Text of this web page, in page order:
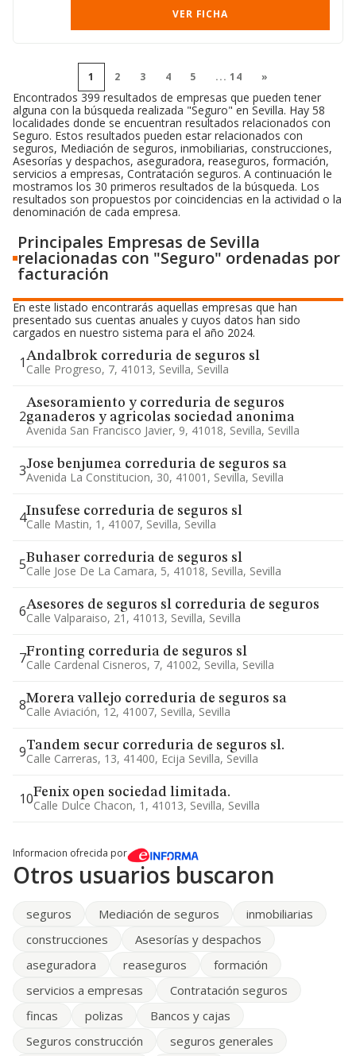
VER FICHA
1 2 3 4 5 ...14 »
Encontrados 399 resultados de empresas que pueden tener
alguna con la búsqueda realizada "Seguro" en Sevilla. Hay 58
localidades donde se encuentran resultados relacionados con
Seguro. Estos resultados pueden estar relacionados con
seguros, Mediación de seguros, inmobiliarias, construcciones,
Asesorías y despachos, aseguradora, reaseguros, formación,
servicios a empresas, Contratación seguros. A continuación le
mostramos los 30 primeros resultados de la búsqueda. Los
resultados son propuestos por coincidencias en la actividad o la
denominación de cada empresa.
Principales Empresas de Sevilla
relacionadas con "Seguro" ordenadas por
facturación
En este listado encontrarás aquellas empresas que han
presentado sus cuentas anuales y cuyos datos han sido
cargados en nuestro sistema para el año 2024.
1Andalbrok correduria de seguros sl
Calle Progreso, 7, 41013, Sevilla, Sevilla
2
Asesoramiento y correduria de seguros
ganaderos y agricolas sociedad anonima
Avenida San Francisco Javier, 9, 41018, Sevilla, Sevilla
3Jose benjumea correduria de seguros sa
Avenida La Constitucion, 30, 41001, Sevilla, Sevilla
4Insufese correduria de seguros sl
Calle Mastin, 1, 41007, Sevilla, Sevilla
5Buhaser correduria de seguros sl
Calle Jose De La Camara, 5, 41018, Sevilla, Sevilla
6Asesores de seguros sl correduria de seguros
Calle Valparaiso, 21, 41013, Sevilla, Sevilla
7Fronting correduria de seguros sl
Calle Cardenal Cisneros, 7, 41002, Sevilla, Sevilla
8Morera vallejo correduria de seguros sa
Calle Aviación, 12, 41007, Sevilla, Sevilla
9Tandem secur correduria de seguros sl.
Calle Carreras, 13, 41400, Ecija Sevilla, Sevilla
10Fenix open sociedad limitada.
Calle Dulce Chacon, 1, 41013, Sevilla, Sevilla
Informacion ofrecida por
Otros usuarios buscaron
seguros Mediación de seguros
inmobiliarias
construcciones
Asesorías y despachos
aseguradora
reaseguros
formación
servicios a empresas
Contratación seguros
fincas
polizas
Bancos y cajas
Seguros construcción
seguros generales